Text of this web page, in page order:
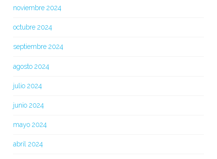
noviembre 2024
octubre 2024
septiembre 2024
agosto 2024
julio 2024
junio 2024
mayo 2024
abril 2024